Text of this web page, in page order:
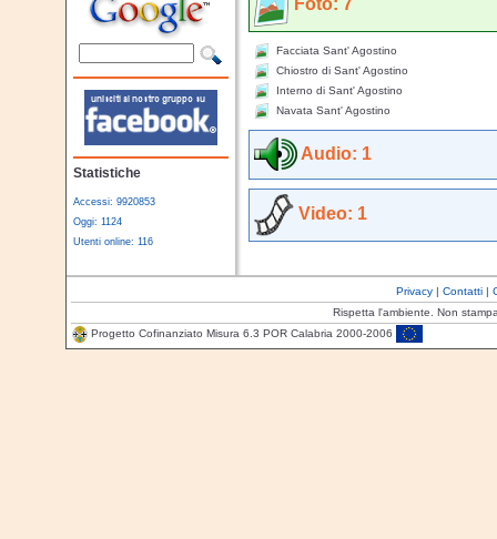
Statistiche
Accessi: 9920853
Oggi: 1124
Utenti online: 116
Facciata Sant' Agostino
Chiostro di Sant' Agostino
Interno di Sant' Agostino
Navata Sant' Agostino
Audio: 1
Video: 1
Privacy| Contatti|
Rispetta l'ambiente. Non
Progetto Cofinanziato Misura 6.3 POR Calabria 2000-2006